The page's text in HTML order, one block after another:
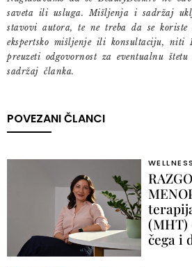
saveta ili usluga. Mišljenja i sadržaj
stavovi autora, te ne treba da se koriste
ekspertsko mišljenje ili konsultaciju, niti
preuzeti odgovornost za eventualnu
sadržaj članka.
POVEZANI ČLANCI
WELLNESS
(MHT)
čega i